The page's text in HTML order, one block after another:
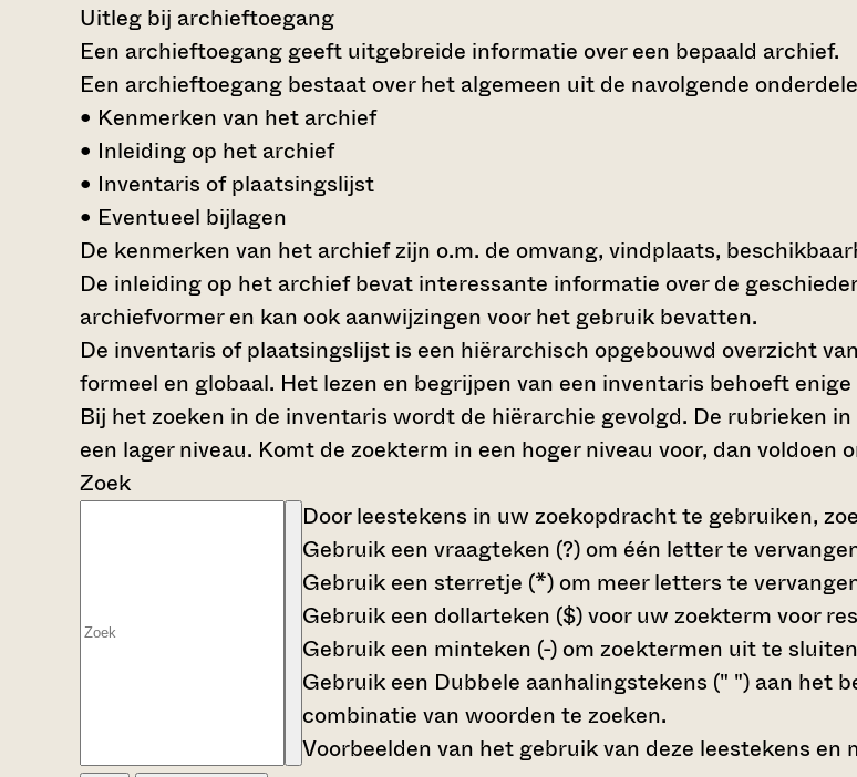
Uitleg bij archieftoegang
Een archieftoegang geeft uitgebreide informatie over een bepaald archief.
Een archieftoegang bestaat over het algemeen uit de navolgende
• Kenmerken van het archief
• Inleiding op het archief
• Inventaris of plaatsingslijst
• Eventueel bijlagen
De kenmerken van het archief zijn o.m. de omvang, vindplaats,
De inleiding op het archief bevat interessante informatie over de
archiefvormer en kan ook aanwijzingen voor het gebruik bevatten.
De inventaris of plaatsingslijst is een hiërarchisch opgebouwd overzicht
formeel en globaal. Het lezen en begrijpen van een inventaris behoeft
Bij het zoeken in de inventaris wordt de hiërarchie gevolgd. De rubrieken
een lager niveau. Komt de zoekterm in een hoger niveau voor, dan voldoen
Zoek
Door leestekens in uw zoekopdracht te gebruiken,
Gebruik een vraagteken (?) om één letter te
Gebruik een sterretje (*) om meer letters te
Gebruik een dollarteken ($)voor uw zoekterm voor
Gebruik een minteken (-) om zoektermen uit te
Gebruik een Dubbele aanhalingstekens (" ") aan het
combinatie van woorden te zoeken.
Voorbeelden van het gebruik van deze leestekens en